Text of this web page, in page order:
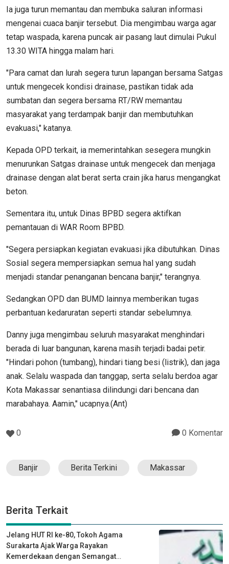
Ia juga turun memantau dan membuka saluran informasi
mengenai cuaca banjir tersebut. Dia mengimbau warga agar
tetap waspada, karena puncak air pasang laut dimulai Pukul
13.30 WITA hingga malam hari.
"Para camat dan lurah segera turun lapangan bersama Satgas
untuk mengecek kondisi drainase, pastikan tidak ada
sumbatan dan segera bersama RT/RW memantau
masyarakat yang terdampak banjir dan membutuhkan
evakuasi," katanya.
Kepada OPD terkait, ia memerintahkan sesegera mungkin
menurunkan Satgas drainase untuk mengecek dan menjaga
drainase dengan alat berat serta crain jika harus mengangkat
beton.
Sementara itu, untuk Dinas BPBD segera aktifkan
pemantauan di WAR Room BPBD.
"Segera persiapkan kegiatan evakuasi jika dibutuhkan. Dinas
Sosial segera mempersiapkan semua hal yang sudah
menjadi standar penanganan bencana banjir," terangnya.
Sedangkan OPD dan BUMD lainnya memberikan tugas
perbantuan kedaruratan seperti standar sebelumnya.
Danny juga mengimbau seluruh masyarakat menghindari
berada di luar bangunan, karena masih terjadi badai petir.
"Hindari pohon (tumbang), hindari tiang besi (listrik), dan jaga
anak. Selalu waspada dan tanggap, serta selalu berdoa agar
Kota Makassar senantiasa dilindungi dari bencana dan
marabahaya. Aamin," ucapnya.(Ant)
0 0 Komentar
Banjir Berita Terkini Makassar
Berita Terkait
Jelang HUT RI ke-80, Tokoh Agama
Surakarta Ajak Warga Rayakan
Kemerdekaan dengan Semangat